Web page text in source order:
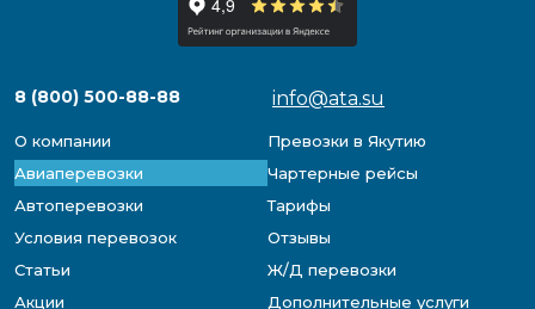
8 (800) 500-88-88 info@ata.su
О компании
Превозки в Якутию
Авиаперевозки
Чартерные рейсы
Автоперевозки
Тарифы
Условия перевозок
Отзывы
Статьи
Ж/Д перевозки
Акции
Дополнительные услуги